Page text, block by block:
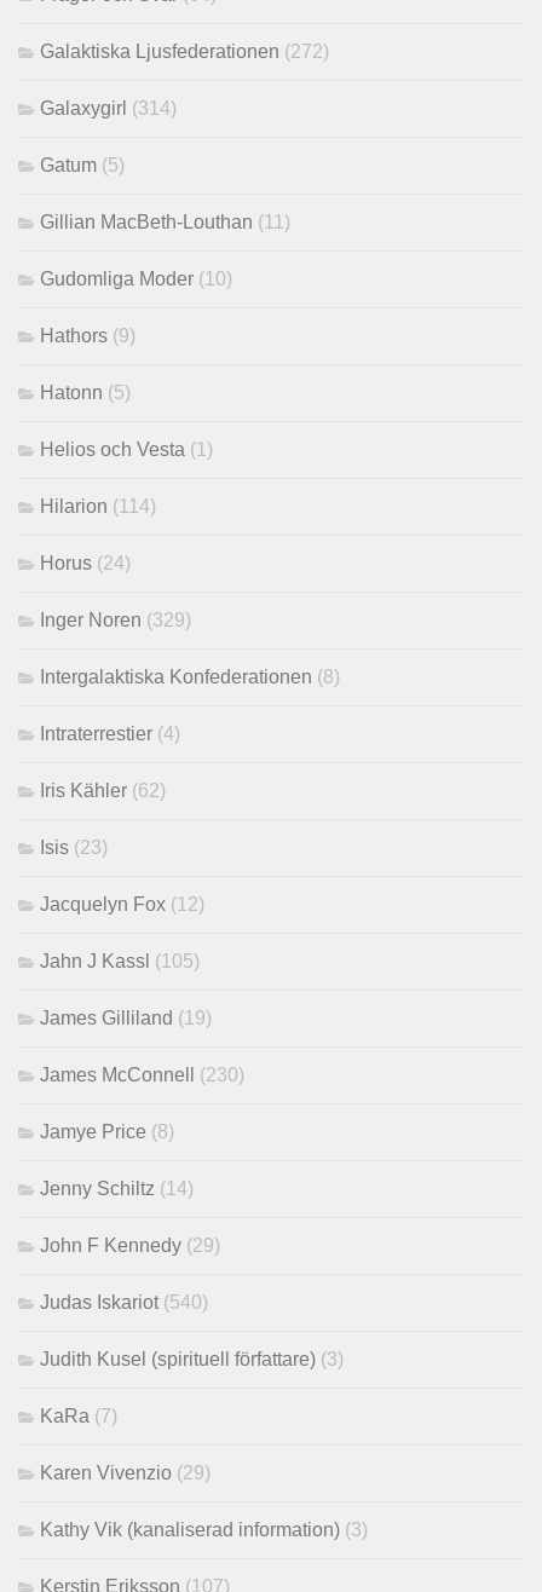
Galaktiska Ljusfederationen (272)
Galaxygirl (314)
Gatum (5)
Gillian MacBeth-Louthan (11)
Gudomliga Moder (10)
Hathors (9)
Hatonn (5)
Helios och Vesta (1)
Hilarion (114)
Horus (24)
Inger Noren (329)
Intergalaktiska Konfederationen (8)
Intraterrestier (4)
Iris Kähler (62)
Isis (23)
Jacquelyn Fox (12)
Jahn J Kassl (105)
James Gilliland (19)
James McConnell (230)
Jamye Price (8)
Jenny Schiltz (14)
John F Kennedy (29)
Judas Iskariot (540)
Judith Kusel (spirituell författare) (3)
KaRa (7)
Karen Vivenzio (29)
Kathy Vik (kanaliserad information) (3)
Kerstin Eriksson (107)